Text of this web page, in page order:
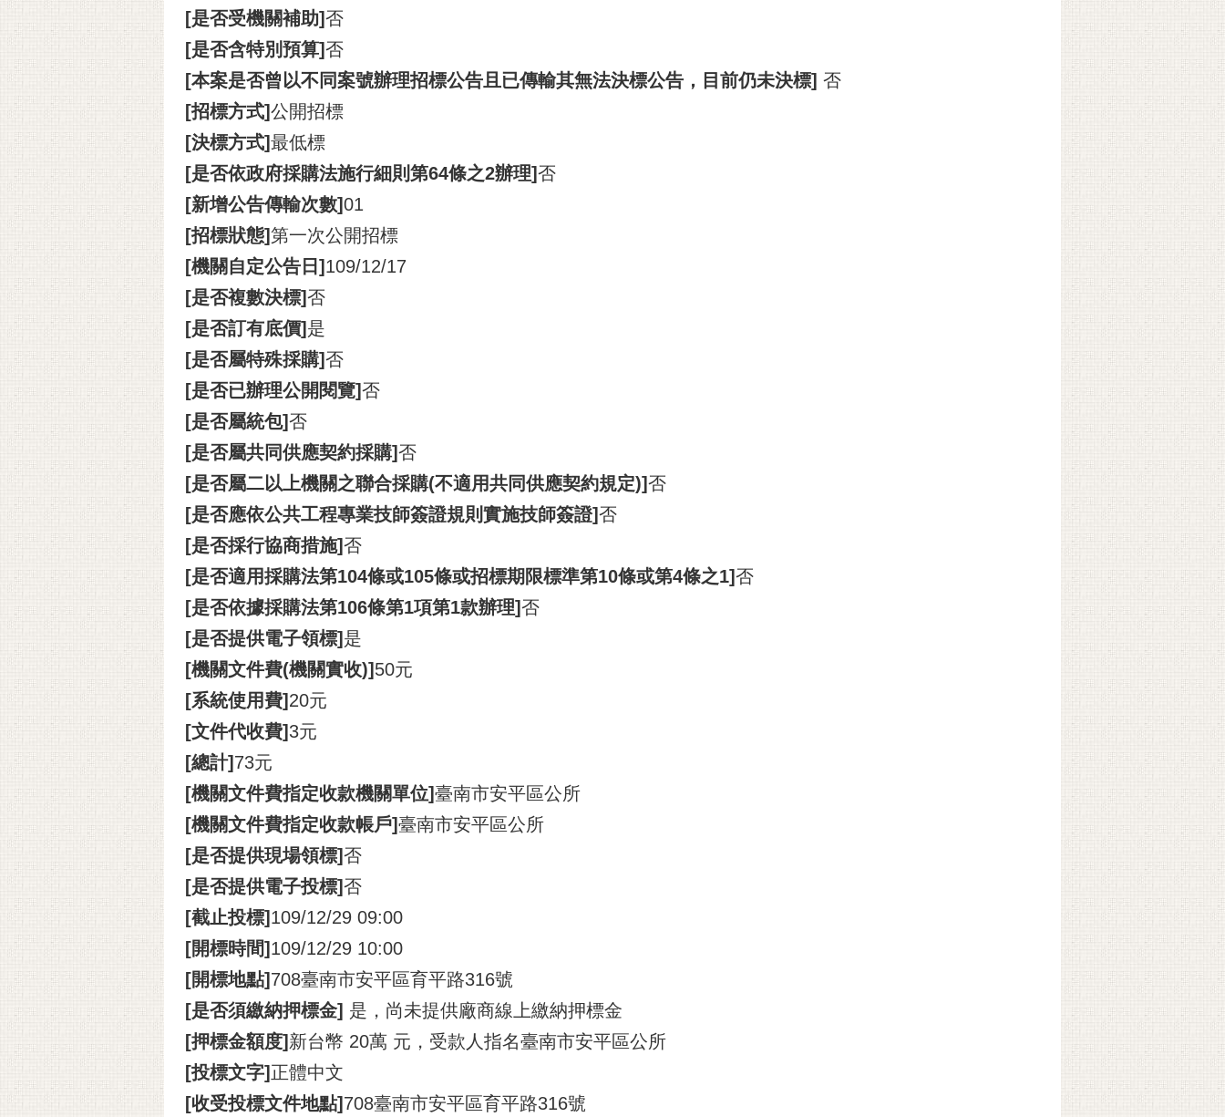
[是否受機關補助]否
[是否含特別預算]否
[本案是否曾以不同案號辦理招標公告且已傳輸其無法決標公告，目前仍未決標] 否
[招標方式]公開招標
[決標方式]最低標
[是否依政府採購法施行細則第64條之2辦理]否
[新增公告傳輸次數]01
[招標狀態]第一次公開招標
[機關自定公告日] 109/12/17
[是否複數決標]否
[是否訂有底價] 是
[是否屬特殊採購]否
[是否已辦理公開閱覽]否
[是否屬統包]否
[是否屬共同供應契約採購]否
[是否屬二以上機關之聯合採購(不適用共同供應契約規定)]否
[是否應依公共工程專業技師簽證規則實施技師簽證]否
[是否採行協商措施]否
[是否適用採購法第104條或105條或招標期限標準第10條或第4條之1]否
[是否依據採購法第106條第1項第1款辦理]否
[是否提供電子領標] 是
[機關文件費(機關實收)] 50元
[系統使用費] 20元
[文件代收費] 3元
[總計] 73元
[機關文件費指定收款機關單位]臺南市安平區公所
[機關文件費指定收款帳戶]臺南市安平區公所
[是否提供現場領標]否
[是否提供電子投標]否
[截止投標] 109/12/29 09:00
[開標時間] 109/12/29 10:00
[開標地點] 708臺南市安平區育平路316號
[是否須繳納押標金] 是，尚未提供廠商線上繳納押標金
[押標金額度] 新台幣 20萬 元，受款人指名臺南市安平區公所
[投標文字] 正體中文
[收受投標文件地點] 708臺南市安平區育平路316號